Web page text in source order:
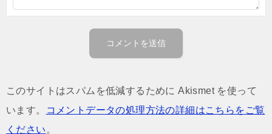
このサイトはスパムを低減するために Akismet を使って
います。
コメントデータの処理方法の詳細はこちらをご覧
ください 。